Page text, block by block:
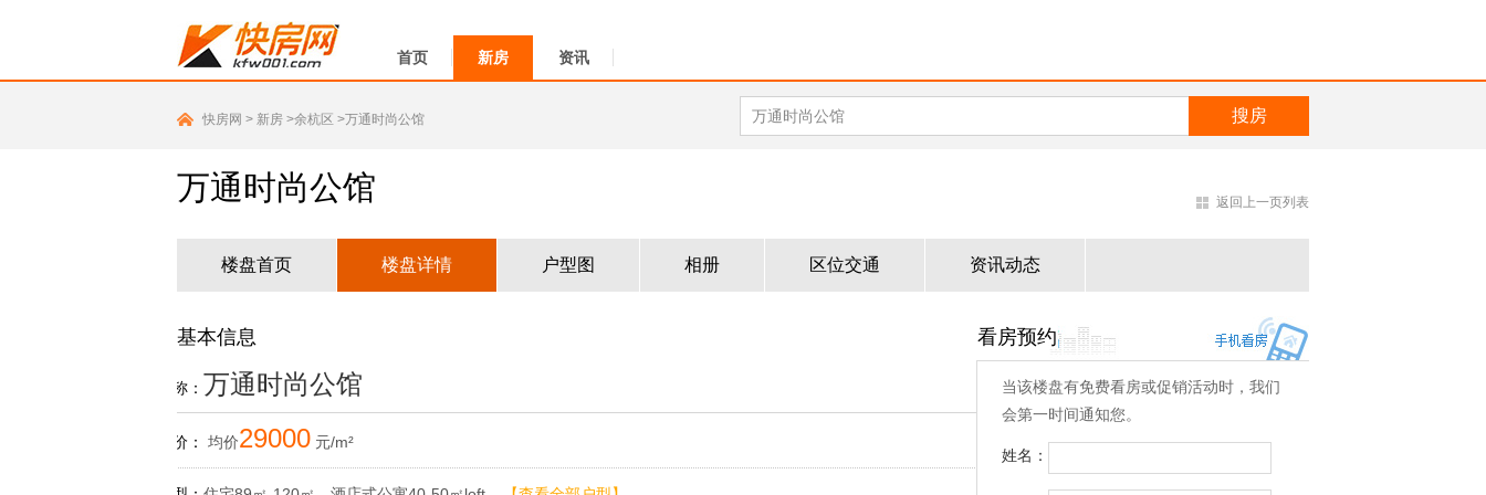
首页 新房 资讯
快房网 > 新房 >余杭区 >万通时尚公馆
万通时尚公馆 返回上一页列表
楼盘首页 楼盘详情 户型图 相册 区位交通 资讯动态
基本信息
楼盘名称： 万通时尚公馆
参考售价： 均价29000 元/m²
看房预约
当该楼盘有免费看房或促销活动时，我们
会第一时间通知您。
姓名：